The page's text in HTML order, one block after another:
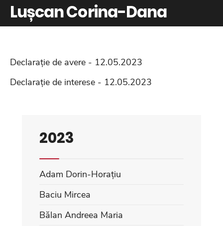
Lușcan Corina-Dana
Declarație de avere - 12.05.2023
Declarație de interese - 12.05.2023
2023
Adam Dorin-Horațiu
Baciu Mircea
Bălan Andreea Maria